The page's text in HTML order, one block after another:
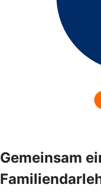
Gemeinsam